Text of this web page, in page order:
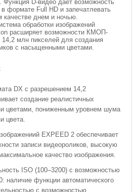
D-видео дает возможность
формате Full HD и запечатлевать
качестве днем и ночью.
обработки изображений
расширяет возможности КМОП-
млн пикселей для создания
с насыщенными цветами.
DX с разрешением 14,2
создание реалистичных
цветами, пониженным уровнем шума
цвета.
EXPEED 2 обеспечивает
записи видеороликов, высокую
качество изображения.
ISO (100–3200) с возможностью
наличие функции автоматического
с возможностью